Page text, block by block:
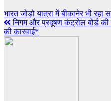
भारत जोड़ो यात्रा में बीकानेर भी रहा
निगम और प्रदूषण कंट्रोल बोर्ड
की कारवाई*